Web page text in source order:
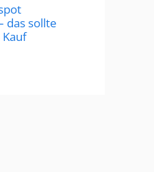
das sollte